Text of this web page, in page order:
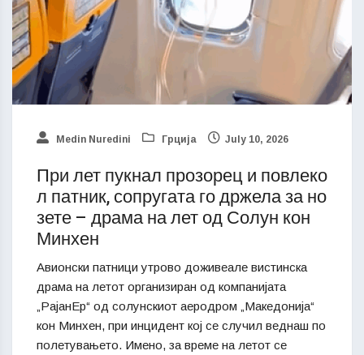
Medin Nuredini Грција July 10, 2026
При лет пукнал прозорец и повлеко
л патник, сопругата го држела за но
зете – драма на лет од Солун кон
Минхен
Авионски патници утрово доживеале вистинска
драма на летот организиран од компанијата
„РајанЕр“ од солунскиот аеродром „Македонија“
кон Минхен, при инцидент кој се случил веднаш по
полетувањето. Имено, за време на летот се